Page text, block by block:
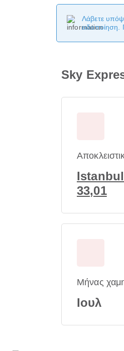
Λάβετε
ειδοποίηση.
Sky
33,01
Μήνας
Ιουλ